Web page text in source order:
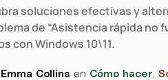
soluciones efectivas y
de “Asistencia rápida no
con Windows 10\11.
Emma Collins en Cómo hacer ,